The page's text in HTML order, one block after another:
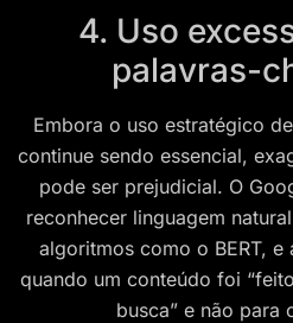
4. Uso
palavras-
Embora o uso estratégico
continue sendo essencial,
pode ser prejudicial. O
reconhecer linguagem
algoritmos como o BERT, e
quando um conteúdo foi
busca” e não para